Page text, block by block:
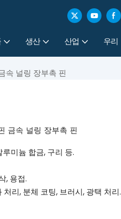
생산 산업 우리
속 널링 장부촉 핀
금속 널링 장부촉 핀
미늄 합금, 구리 등.
, 용접.
리, 분체 코팅, 브러시, 광택 처리.